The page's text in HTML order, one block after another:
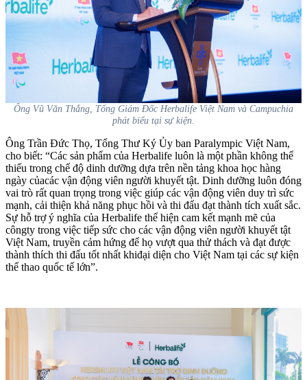
Ông Vũ Văn Thắng, Tổng Giám Đốc Herbalife Việt Nam và Campuchia
phát biểu tại sự kiện.
Ông Trần Đức Thọ, Tổng Thư Ký Ủy ban Paralympic Việt Nam,
cho biết: “Các sản phẩm của Herbalife luôn là một phần không thể
thiếu trong chế độ dinh dưỡng dựa trên nền tảng khoa học hàng
ngày củacác vận động viên người khuyết tật. Dinh dưỡng luôn đóng
vai trò rất quan trọng trong việc giúp các vận động viên duy trì sức
mạnh, cải thiện khả năng phục hồi và thi đấu đạt thành tích xuất sắc.
Sự hỗ trợ ý nghĩa của Herbalife thể hiện cam kết mạnh mẽ của
côngty trong việc tiếp sức cho các vận động viên người khuyết tật
Việt Nam, truyền cảm hứng để họ vượt qua thử thách và đạt được
thành thích thi đấu tốt nhất khiđại diện cho Việt Nam tại các sự kiện
thể thao quốc tế lớn”.